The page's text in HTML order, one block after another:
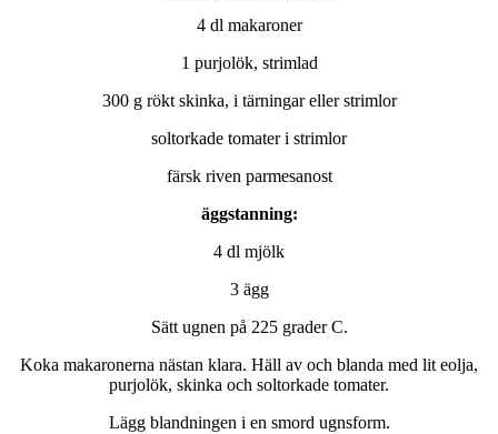
4 dl makaroner
1 purjolök, strimlad
300 g rökt skinka, i tärningar eller strimlor
soltorkade tomater i strimlor
färsk riven parmesanost
äggstanning:
4 dl mjölk
3 ägg
Sätt ugnen på 225 grader C.
Koka makaronerna nästan klara. Häll av och blanda med lit eolja,
purjolök, skinka och soltorkade tomater.
Lägg blandningen i en smord ugnsform.